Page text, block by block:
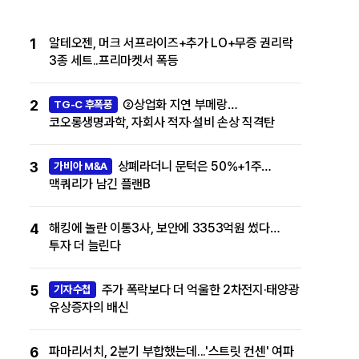
1
알테오젠, 머크 서프라이즈+추가 LO+무증 권리락
3종 세트..프리마켓서 폭등
2 TG-C 후폭풍
②상업화 지연 부메랑…
코오롱생명과학, 자회사 적자·설비 손상 직격탄
3 가비아 M&A
상폐라더니 문턱은 50%+1주…
맥쿼리가 남긴 플랜B
4
해킹에 놀란 이통3사, 보안에 3353억원 썼다…
투자 더 늘린다
5 기자수첩
주가 폭락보다 더 억울한 2차전지·태양광
유상증자의 배신
6 파마리서치, 2분기 부합했는데...'스트릿 컨센' 여파